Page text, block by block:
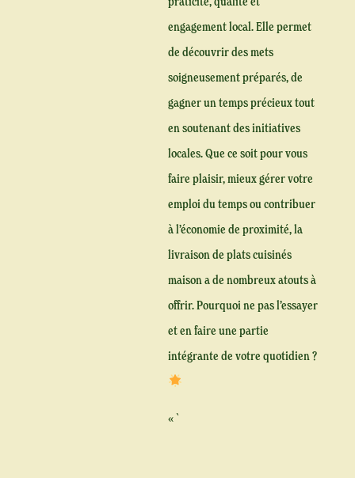
engagement local. Elle permet
de découvrir des mets
soigneusement préparés, de
gagner un temps précieux tout
en soutenant des initiatives
locales. Que ce soit pour vous
faire plaisir, mieux gérer votre
emploi du temps ou contribuer
à l’économie de proximité, la
livraison de plats cuisinés
maison a de nombreux atouts à
offrir. Pourquoi ne pas l’essayer
et en faire une partie
intégrante de votre quotidien ?
« `